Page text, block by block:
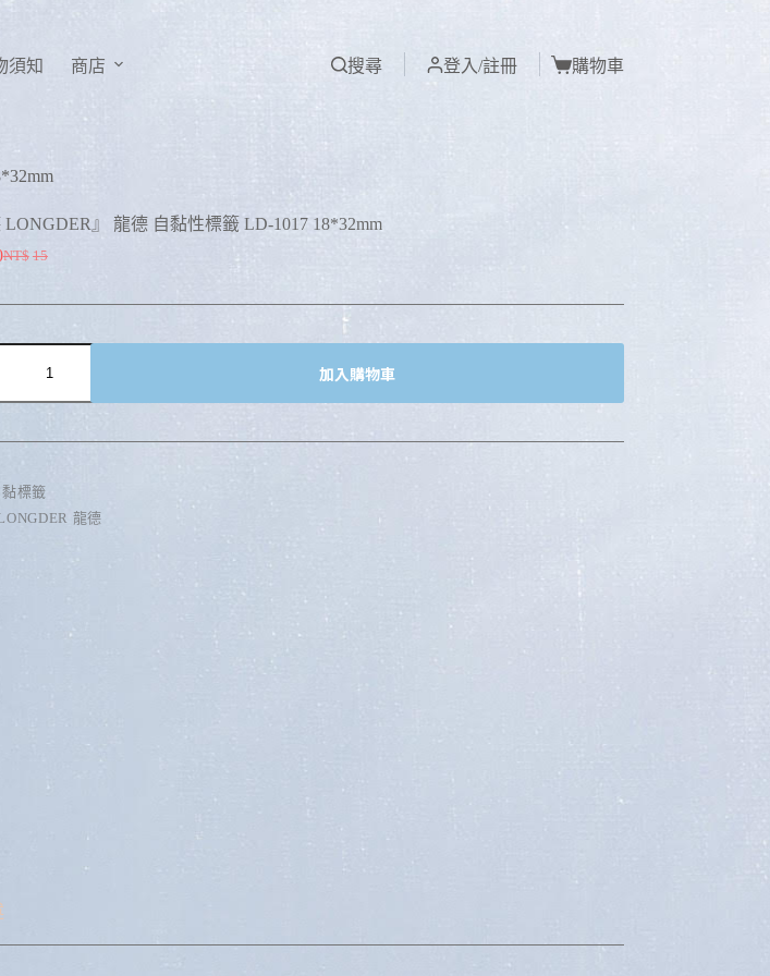
須知 商店 搜尋 登入/註冊 購物車
LONGDER』 龍德 自黏性標籤 LD-1017 18*32mm
NT$ 15
加入購物車
黏標籤
龍德